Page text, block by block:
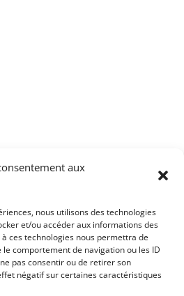
aux
nous utilisons des technologies
et/ou accéder aux informations des
ces technologies nous permettra de
comportement de navigation ou les ID
pas consentir ou de retirer son
négatif sur certaines caractéristiques